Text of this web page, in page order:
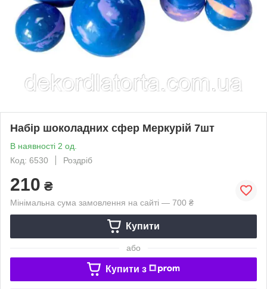
Набір шоколадних сфер Меркурій 7шт
В наявності 2 од.
Код: 6530
Роздріб
210 ₴
Мінімальна сума замовлення на сайті — 700 ₴
Купити
або
Купити з